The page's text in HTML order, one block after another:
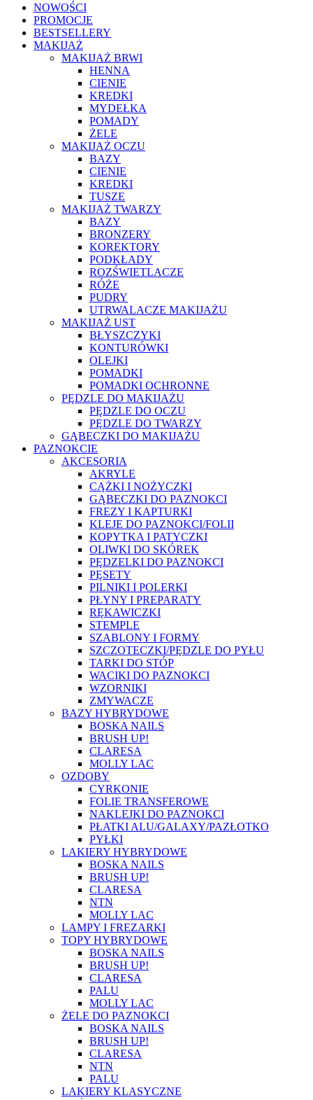
NOWOŚCI
PROMOCJE
BESTSELLERY
MAKIJAŻ
MAKIJAŻ BRWI
HENNA
CIENIE
KREDKI
MYDEŁKA
POMADY
ŻELE
MAKIJAŻ OCZU
BAZY
CIENIE
KREDKI
TUSZE
MAKIJAŻ TWARZY
BAZY
BRONZERY
KOREKTORY
PODKŁADY
ROZŚWIETLACZE
RÓŻE
PUDRY
UTRWALACZE MAKIJAŻU
MAKIJAŻ UST
BŁYSZCZYKI
KONTURÓWKI
OLEJKI
POMADKI
POMADKI OCHRONNE
PĘDZLE DO MAKIJAŻU
PĘDZLE DO OCZU
PĘDZLE DO TWARZY
GĄBECZKI DO MAKIJAŻU
PAZNOKCIE
AKCESORIA
AKRYLE
CĄŻKI I NOŻYCZKI
GĄBECZKI DO PAZNOKCI
FREZY I KAPTURKI
KLEJE DO PAZNOKCI/FOLII
KOPYTKA I PATYCZKI
OLIWKI DO SKÓREK
PĘDZELKI DO PAZNOKCI
PĘSETY
PILNIKI I POLERKI
PŁYNY I PREPARATY
RĘKAWICZKI
STEMPLE
SZABLONY I FORMY
SZCZOTECZKI/PĘDZLE DO PYŁU
TARKI DO STÓP
WACIKI DO PAZNOKCI
WZORNIKI
ZMYWACZE
BAZY HYBRYDOWE
BOSKA NAILS
BRUSH UP!
CLARESA
MOLLY LAC
OZDOBY
CYRKONIE
FOLIE TRANSFEROWE
NAKLEJKI DO PAZNOKCI
PŁATKI ALU/GALAXY/PAZŁOTKO
PYŁKI
LAKIERY HYBRYDOWE
BOSKA NAILS
BRUSH UP!
CLARESA
NTN
MOLLY LAC
LAMPY I FREZARKI
TOPY HYBRYDOWE
BOSKA NAILS
BRUSH UP!
CLARESA
PALU
MOLLY LAC
ŻELE DO PAZNOKCI
BOSKA NAILS
BRUSH UP!
CLARESA
NTN
PALU
LAKIERY KLASYCZNE